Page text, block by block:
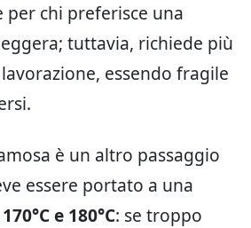
per chi preferisce una
tuttavia, richiede più
essendo fragile
è un altro passaggio
essere portato a una
170°C e 180°C: se troppo